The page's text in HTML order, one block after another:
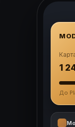
1
До